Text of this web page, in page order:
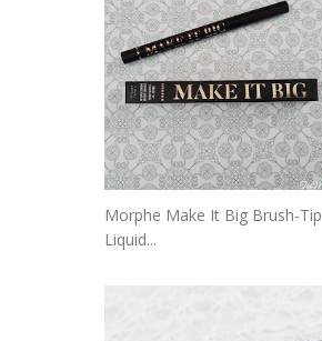
Morphe Make It Big Brush-Tip
Liquid...